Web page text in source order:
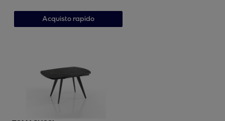
Acquisto rapido